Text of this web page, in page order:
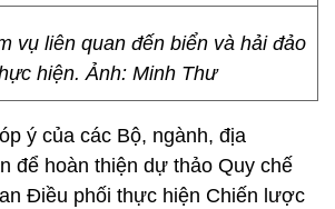
vụ liên quan đến biển và hải đảo
hiện. Ảnh: Minh Thư
ý của các Bộ, ngành, địa
để hoàn thiện dự thảo Quy chế
Điều phối thực hiện Chiến lược